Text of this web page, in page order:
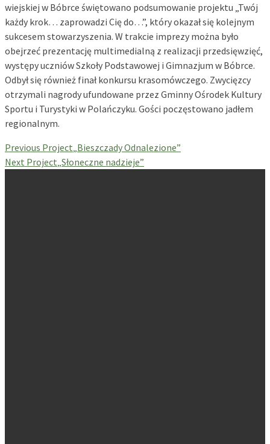
wiejskiej w Bóbrce świętowano podsumowanie projektu „Twój
każdy krok… zaprowadzi Cię do…”, który okazał się kolejnym
sukcesem stowarzyszenia. W trakcie imprezy można było
obejrzeć prezentację multimedialną z realizacji przedsięwzięć,
występy uczniów Szkoły Podstawowej i Gimnazjum w Bóbrce.
Odbył się również finał konkursu krasomówczego. Zwycięzcy
otrzymali nagrody ufundowane przez Gminny Ośrodek Kultury
Sportu i Turystyki w Polańczyku. Gości poczęstowano jadłem
regionalnym.
Previous Project„Bieszczady Odnalezione”
Next Project„Słoneczne nadzieje”